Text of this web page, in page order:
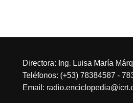
Directora: Ing. Luisa María
Teléfonos: (+53) 78384587 -
Email: